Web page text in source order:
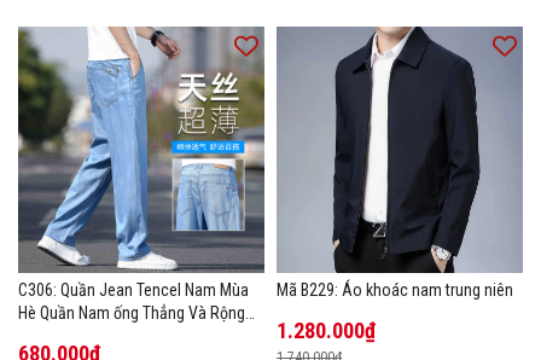
C306: Quần Jean Tencel Nam Mùa
Hè Quần Nam ống Thẳng Và Rộng
680.000₫
Mã B229: Áo khoác nam trung niên
1.280.000₫